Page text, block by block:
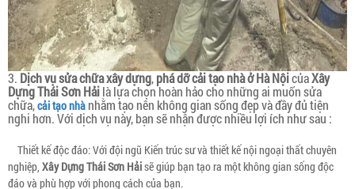
3. Dịch vụ sửa chữa xây dựng,phá dỡ cải tạo nhà ở Hà NộicủaXây
Dựng Thái Sơn Hảilà lựa chọn hoàn hảo cho những ai muốn sửa
chữa,cải tạo nhà nhằm tạo nên không gian sống đẹp và đầy đủ tiện
nghi hơn. Với dịch vụ này, bạn sẽ nhận được nhiều lợi ích như sau :
Thiết kế độc đáo: Với đội ngũ Kiến trúc sư và thiết kế nội ngoại thất chuyên
nghiệp, Xây Dựng Thái Sơn Hảisẽ giúp bạn tạo ra một không gian sống độc
đáo và phù hợp với phong cách của bạn.